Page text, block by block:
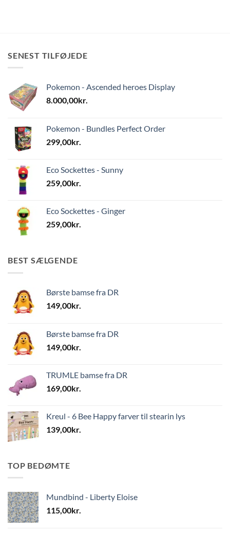
SENEST TILFØJEDE
Pokemon - Ascended heroes Display
8.000,00kr.
Pokemon - Bundles Perfect Order
299,00kr.
Eco Sockettes - Sunny
259,00kr.
Eco Sockettes - Ginger
259,00kr.
BEST SÆLGENDE
Børste bamse fra DR
149,00kr.
Børste bamse fra DR
149,00kr.
TRUMLE bamse fra DR
169,00kr.
Kreul - 6 Bee Happy farver til stearin lys
139,00kr.
TOP BEDØMTE
Mundbind - Liberty Eloise
115,00kr.